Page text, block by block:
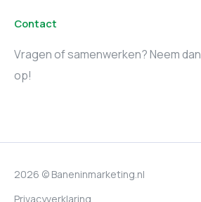
Contact
Vragen of samenwerken? Neem dan
op!
2026 © Baneninmarketing.nl
Privacyverklaring